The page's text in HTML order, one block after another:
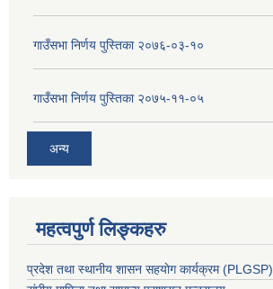
गाउँसभा निर्णय पुस्तिका २०७६-०३-१०
गाउँसभा निर्णय पुस्तिका २०७५-११-०५
अन्य
महत्वपुर्ण लिङ्कहरु
प्रदेश तथा स्थानीय शासन सहयाेग कार्यक्रम (PLGSP)